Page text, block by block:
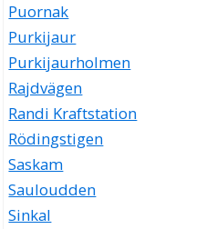
Puornak
Purkijaur
Purkijaurholmen
Rajdvägen
Randi Kraftstation
Rödingstigen
Saskam
Sauloudden
Sinkal